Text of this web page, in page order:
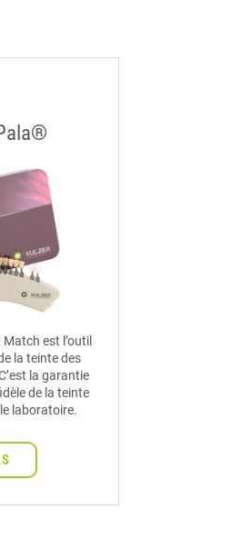
est l’outil
la teinte des
la garantie
de la teinte
laboratoire.